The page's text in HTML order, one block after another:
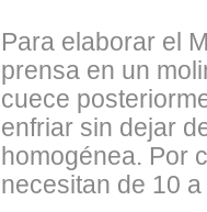
Para elaborar el
prensa en un
cuece
enfriar sin dejar
homogénea. Por
necesitan de 10